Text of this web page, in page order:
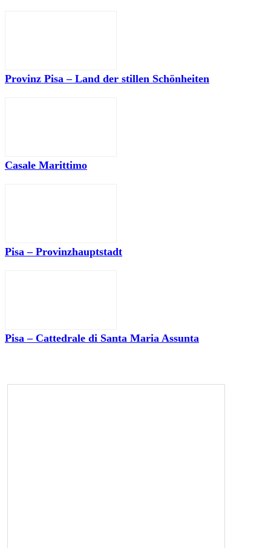
Provinz Pisa – Land der stillen Schönheiten
Casale Marittimo
Pisa – Provinzhauptstadt
Pisa – Cattedrale di Santa Maria Assunta